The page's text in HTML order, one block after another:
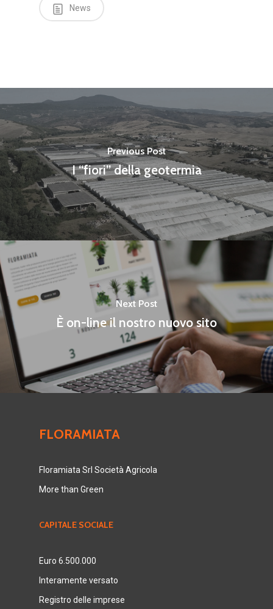
News
Previous Post
I “fiori” della geotermia
Next Post
È on-line il nostro nuovo sito
FLORAMIATA
Floramiata Srl Società Agricola
More than Green
CAPITALE SOCIALE
Euro 6.500.000
Interamente versato
Registro delle imprese